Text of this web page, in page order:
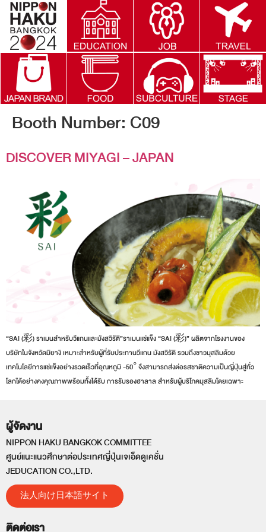
Booth Number: C09
DISCOVER MIYAGI – JAPAN
“SAI (彩) ราเมนสำหรับวีแกนและมังสวิรัติ”ราเมนแช่แข็ง “SAI (彩)” ผลิตจากโรงงานของ
บริษัทในจังหวัดมิยางิ เหมาะสำหรับผู้ที่รับประทานวีแกน มังสวิรัติ รวมถึงชาวมุสลิมด้วย
เทคโนโลยีการแช่แข็งอย่างรวดเร็วที่อุณหภูมิ -50° จึงสามารถส่งต่อรสชาติความเป็นญี่ปุ่นสู่ทั่ว
โลกได้อย่างคงคุณภาพพร้อมทั้งได้รับ การรับรองฮาลาล สำหรับผู้บริโภคมุสลิมโดยเฉพาะ
ผู้จัดงาน
NIPPON HAKU BANGKOK COMMITTEE
ศูนย์แนะแนวศึกษาต่อประเทศญี่ปุ่นเจเอ็ดดูเคชั่น
JEDUCATION CO.,LTD.
法人向け日本語サイト
ติดต่อเรา